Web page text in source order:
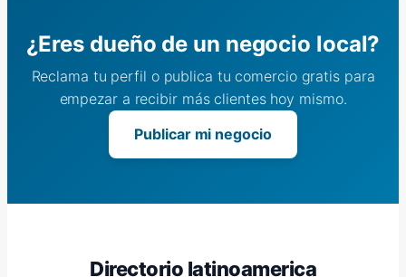
¿Eres dueño de un negocio local?
Reclama tu perfil o publica tu comercio gratis para
empezar a recibir más clientes hoy mismo.
Publicar mi negocio
Directorio latinoamerica